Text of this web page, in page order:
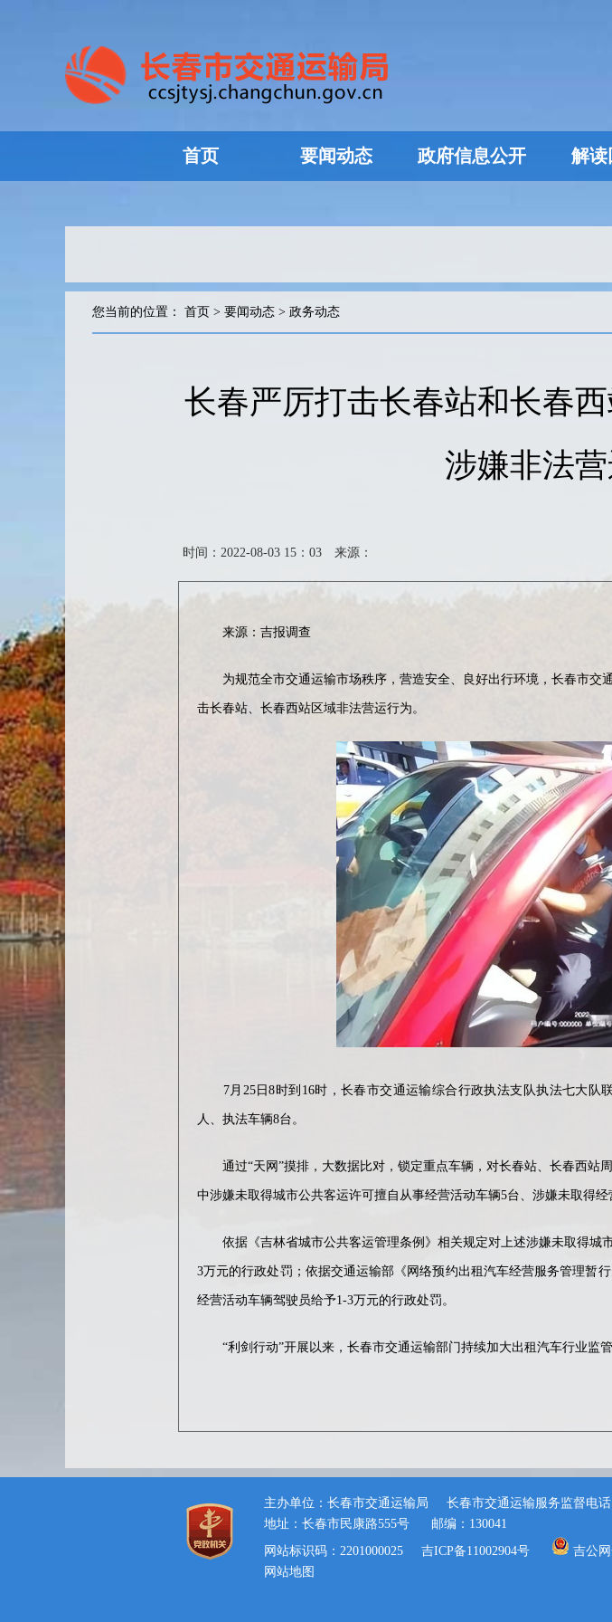
首页 要闻动态 政府信息公开 解读
您当前的位置： 首页 > 要闻动态 > 政务动态
长春严厉打击长春站和长春
涉嫌非法
时间：2022-08-03 15：03 来源：
来源：吉报调查
为规范全市交通运输市场秩序，营造安全、良好出行环境，长春市交
击长春站、长春西站区域非法营运行为。
7月25日8时到16时，长春市交通运输综合行政执法支队执法七大队
人、执法车辆8台。
通过“天网”摸排，大数据比对，锁定重点车辆，对长春站、长春西站
中涉嫌未取得城市公共客运许可擅自从事经营活动车辆5台、涉嫌未取得
依据《吉林省城市公共客运管理条例》相关规定对上述涉嫌未取得城
3万元的行政处罚；依据交通运输部《网络预约出租汽车经营服务管理暂
经营活动车辆驾驶员给予1-3万元的行政处罚。
“利剑行动”开展以来，长春市交通运输部门持续加大出租汽车行业监管
主办单位：长春市交通运输局
长春市交通运输服务监督电话
地址：长春市民康路555号
邮编：130041
网站标识码：2201000025
吉ICP备11002904号
吉公网
网站地图